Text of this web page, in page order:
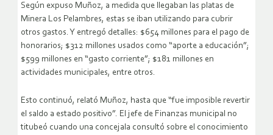
Según expuso Muñoz, a medida que llegaban las platas de
Minera Los Pelambres, estas se iban utilizando para cubrir
otros gastos. Y entregó detalles: $654 millones para el pago de
honorarios; $312 millones usados como “aporte a educación”;
$599 millones en “gasto corriente”; $181 millones en
actividades municipales, entre otros.
Esto continuó, relató Muñoz, hasta que “fue imposible revertir
el saldo a estado positivo”. El jefe de Finanzas municipal no
titubeó cuando una concejala consultó sobre el conocimiento